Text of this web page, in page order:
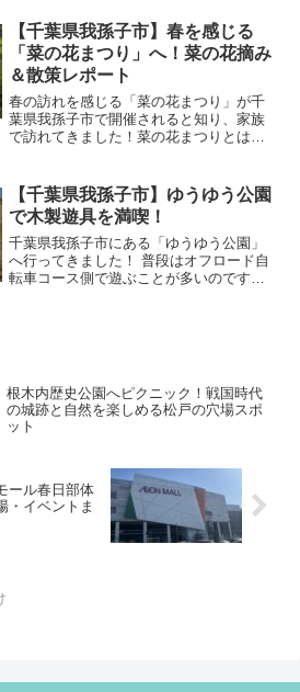
リングボックス44」がとても使い勝手が
良かったので、追加でも...
【千葉県我孫子市】春を感じる
「菜の花まつり」へ！菜の花摘み
＆散策レポート
春の訪れを感じる「菜の花まつり」が千
葉県我孫子市で開催されると知り、家族
で訪れてきました！菜の花まつりとは？
満開の菜の花畑を楽しめるほか、菜の花
の摘み取り体験（有料）...
【千葉県我孫子市】ゆうゆう公園
で木製遊具を満喫！
千葉県我孫子市にある「ゆうゆう公園」
へ行ってきました！ 普段はオフロード自
転車コース側で遊ぶことが多いのです
根木内歴史公園へピクニック！戦国時代
の城跡と自然を楽しめる松戸の穴場スポ
ット
ール春日部体
・イベントま